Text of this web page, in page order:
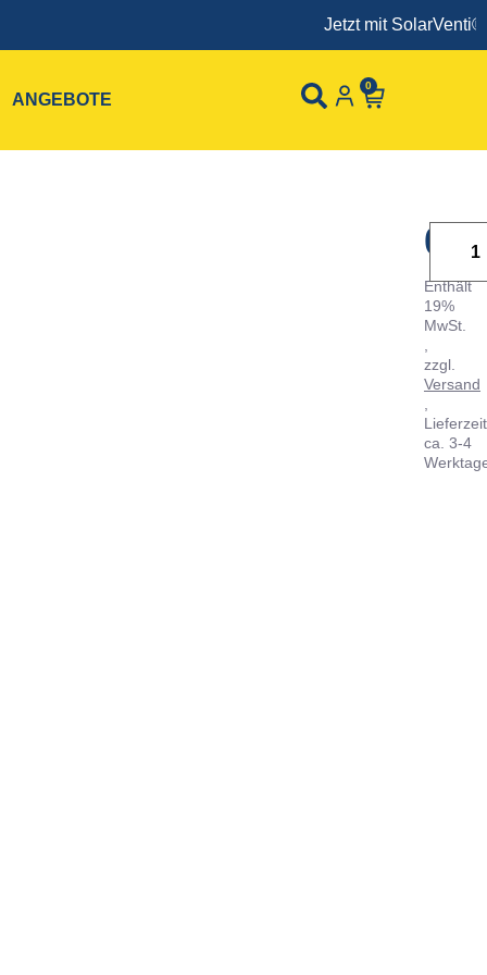
Jetzt mit SolarVenti®
ANGEBOTE
0
Enthält
19%
MwSt.
zzgl.
Versand
ca. 3-4